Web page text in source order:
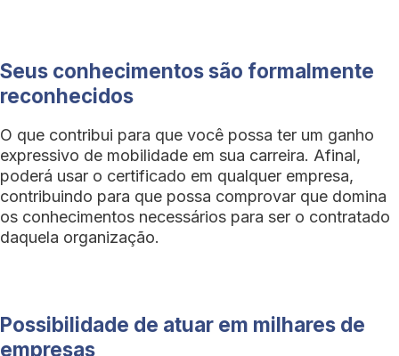
Seus conhecimentos são formalmente
reconhecidos
O que contribui para que você possa ter um ganho
expressivo de mobilidade em sua carreira. Afinal,
poderá usar o certificado em qualquer empresa,
contribuindo para que possa comprovar que domina
os conhecimentos necessários para ser o contratado
daquela organização.
Possibilidade de atuar em milhares de
empresas